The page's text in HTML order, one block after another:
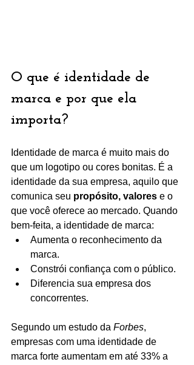
O que é identidade de
marca e por que ela
importa?
Identidade de marca é muito mais do
que um logotipo ou cores bonitas. É a
identidade da sua empresa, aquilo que
comunica seu propósito, valores e o
que você oferece ao mercado. Quando
bem-feita, a identidade de marca:
Aumenta o reconhecimento da
marca.
Constrói confiança com o público.
Diferencia sua empresa dos
concorrentes.
Segundo um estudo da Forbes,
empresas com uma identidade de
marca forte aumentam em até 33% a